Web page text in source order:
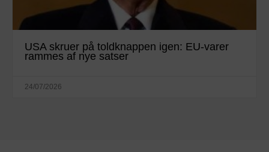
USA skruer på toldknappen igen: EU-varer
rammes af nye satser
24/07/2026